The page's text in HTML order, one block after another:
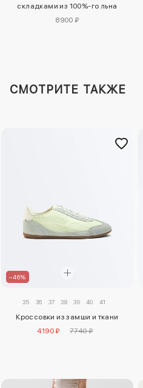
складками из 100%-го льна
8900 ₽
СМОТРИТЕ ТАКЖЕ
–46%
35 36 37 38 39 40 41
Кроссовки из замши и ткани
4190 ₽
7740 ₽